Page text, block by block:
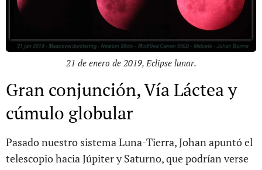
21 de enero de 2019, Eclipse lunar.
Gran conjunción, Vía Láctea y
cúmulo globular
Pasado nuestro sistema Luna-Tierra, Johan apuntó el
telescopio hacia Júpiter y Saturno, que podrían verse